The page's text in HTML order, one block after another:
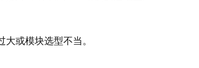
大或模块选型不当。